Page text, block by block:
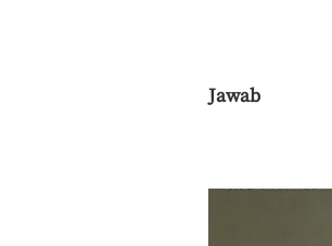
Jawab